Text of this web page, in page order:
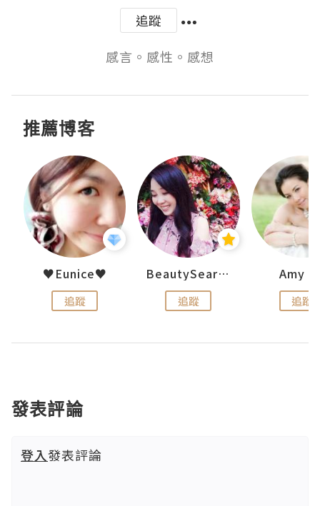
追蹤
感言。感性。感想
推薦博客
♥Eunice♥
追蹤
BeautySearch
追蹤
Amy
追蹤
發表評論
登入發表評論